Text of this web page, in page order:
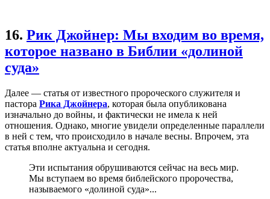
16. Рик Джойнер: Мы входим во время,
которое названо в Библии «долиной
суда»
Далее — статья от известного пророческого служителя и
пастора Рика Джойнера, которая была опубликована
изначально до войны, и фактически не имела к ней
отношения. Однако, многие увидели определенные параллели
в ней с тем, что происходило в начале весны. Впрочем, эта
статья вполне актуальна и сегодня.
Эти испытания обрушиваются сейчас на весь мир.
Мы вступаем во время библейского пророчества,
называемого «долиной суда»...